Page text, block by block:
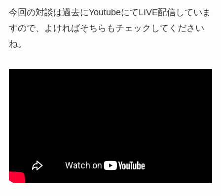
今回の対談は過去にYoutubeにてLIVE配信していま
すので、よければそちらもチェックしてください
ね。